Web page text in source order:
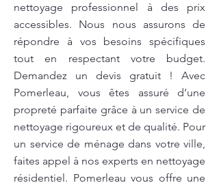
nettoyage professionnel à des prix
accessibles. Nous nous assurons de
répondre à vos besoins spécifiques
tout en respectant votre budget.
Demandez un devis gratuit ! Avec
Pomerleau, vous êtes assuré d’une
propreté parfaite grâce à un service de
nettoyage rigoureux et de qualité. Pour
un service de ménage dans votre ville,
faites appel à nos experts en nettoyage
résidentiel. Pomerleau vous offre une